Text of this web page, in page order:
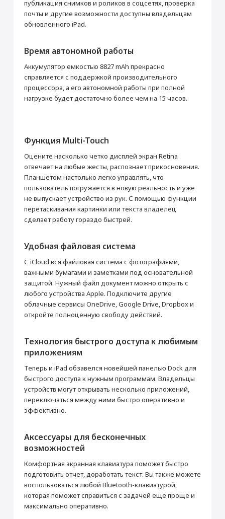
публикация снимков и роликов в соцсетях, проверка
почты и другие возможности доступны владельцам
обновленного iPad.
Время автономной работы
Аккумулятор емкостью 8827 mAh прекрасно
справляется с поддержкой производительного
процессора, а его автономной работы при полной
нагрузке будет достаточно более чем на 15 часов.
Функция Multi-Touch
Оцените насколько четко дисплей экран Retina
отвечает на любые жесты, распознает прикосновения.
Планшетом настолько легко управлять, что
пользователь погружается в новую реальность и уже
не выпускает устройство из рук. С помощью функции
перетаскивания картинки или текста владелец
сделает работу гораздо быстрей.
Удобная файловая система
С iCloud вся файловая система с фотографиями,
важными бумагами и заметками под основательной
защитой. Нужный файл документ можно открыть с
любого устройства Apple. Подключите другие
облачные сервисы OneDrive, Google Drive, Dropbox и
откройте полноценную свободу действий.
Технология быстрого доступа к любимым
приложениям
Теперь и iPad обзавелся новейшей панелью Dock для
быстрого доступа к нужным программам. Владельцы
устройств могут открывать несколько приложений,
переключаться между ними быстро оперативно и
эффективно.
Аксессуары для бесконечных
возможностей
Комфортная экранная клавиатура поможет быстро
подготовить отчет, доработать текст. Вы также можете
воспользоваться любой Bluetooth-клавиатурой,
которая поможет справиться с задачей еще проще и
максимально оперативно.